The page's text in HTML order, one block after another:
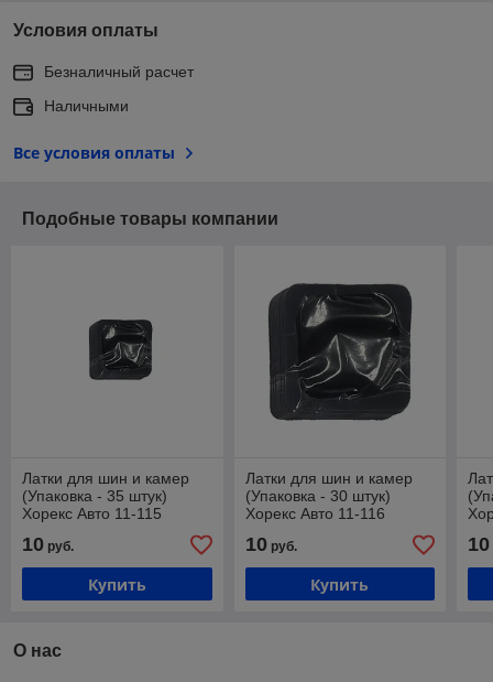
Условия оплаты
Безналичный расчет
Наличными
Все условия оплаты
Подобные товары компании
Латки для шин и камер
(Упаковка - 35 штук)
Хорекс Авто 11-115
10 руб.
Купить
Латки для шин и камер
(Упаковка - 30 штук)
Хорекс Авто 11-116
10руб.
Купить
10
О нас